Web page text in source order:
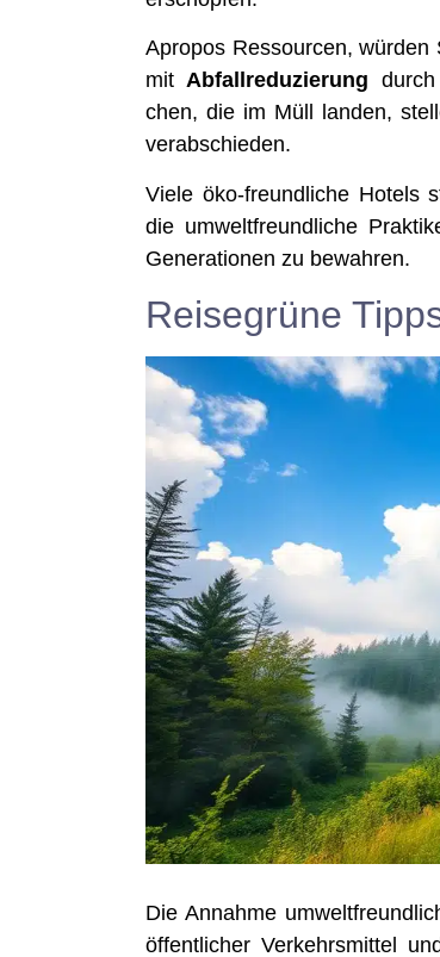
Apro­pos Res­sour­cen,
mitAbfall­re­du­zie­rung durch
chen, die im Müll lan­den,
verabschieden.
Vie­le öko-freund­li­che Hotels
die umwelt­freund­li­che
Gene­ra­tio­nen zu bewahren.
Reisegrüne
Die Annah­me
öffent­li­cher Ver­kehrs­mit­tel